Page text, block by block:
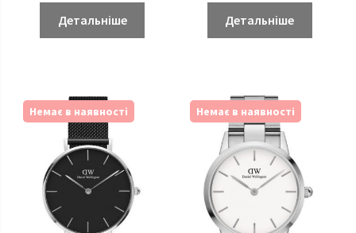
Детальніше Детальніше
Немає в наявності Немає в наявності